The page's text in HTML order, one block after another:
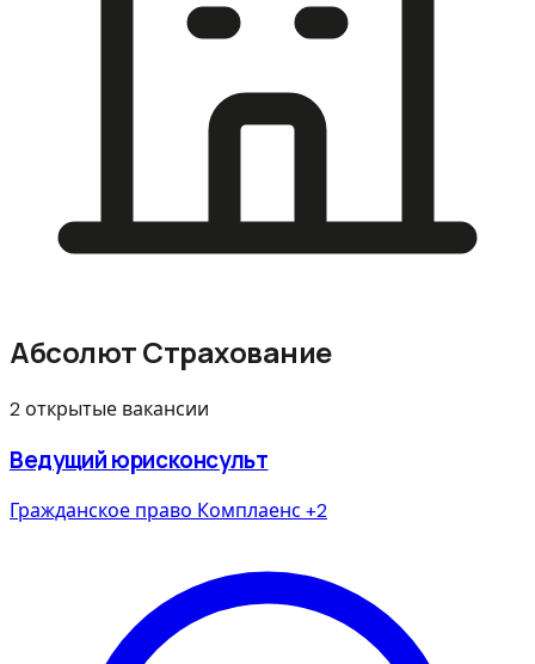
Абсолют Страхование
2 открытые вакансии
Ведущий юрисконсульт
Гражданское право Комплаенс +2